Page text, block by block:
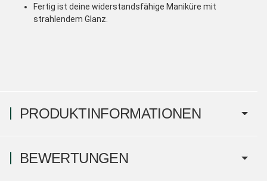
PRODUKTINFORMATIONEN
Fertig ist deine widerstandsfähige Maniküre mit
strahlendem Glanz.
BEWERTUNGEN